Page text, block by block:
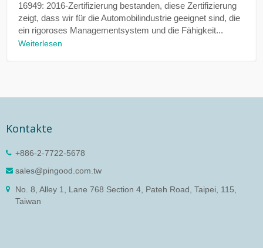
16949: 2016-Zertifizierung bestanden, diese Zertifizierung
zeigt, dass wir für die Automobilindustrie geeignet sind, die
ein rigoroses Managementsystem und die Fähigkeit...
Weiterlesen
Kontakte
+886-2-7722-5678
sales@pingood.com.tw
No. 8, Alley 1, Lane 768 Section 4, Pateh Road, Taipei, 115,
Taiwan